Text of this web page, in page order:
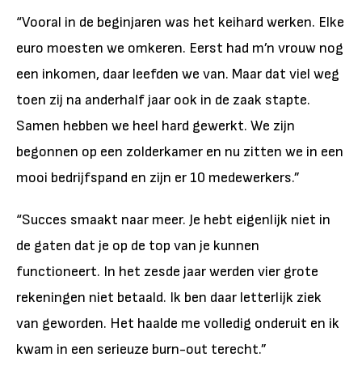
“Vooral in de beginjaren was het keihard werken. Elke
euro moesten we omkeren. Eerst had m’n vrouw nog
een inkomen, daar leefden we van. Maar dat viel weg
toen zij na anderhalf jaar ook in de zaak stapte.
Samen hebben we heel hard gewerkt. We zijn
begonnen op een zolderkamer en nu zitten we in een
mooi bedrijfspand en zijn er 10 medewerkers.”
“Succes smaakt naar meer. Je hebt eigenlijk niet in
de gaten dat je op de top van je kunnen
functioneert. In het zesde jaar werden vier grote
rekeningen niet betaald. Ik ben daar letterlijk ziek
van geworden. Het haalde me volledig onderuit en ik
kwam in een serieuze burn-out terecht.”